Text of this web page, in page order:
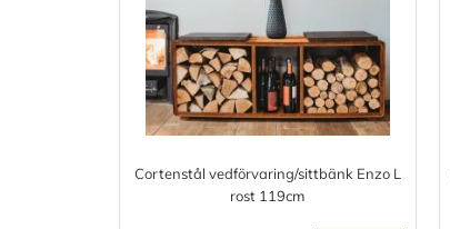
Cortenstål vedförvaring/sittbänk Enzo L
rost 119cm